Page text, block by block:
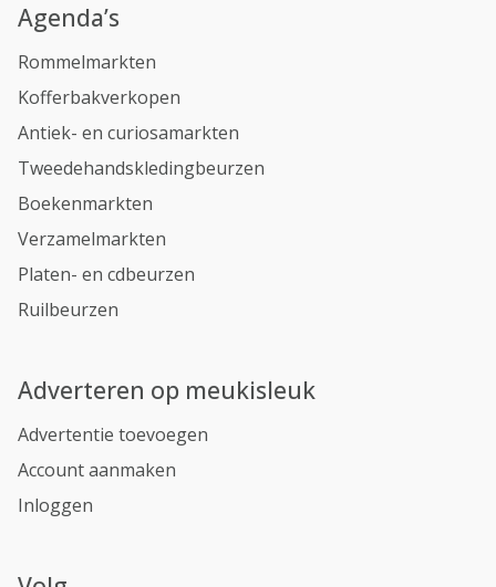
Agenda’s
Rommelmarkten
Kofferbakverkopen
Antiek- en curiosamarkten
Tweedehandskledingbeurzen
Boekenmarkten
Verzamelmarkten
Platen- en cdbeurzen
Ruilbeurzen
Adverteren op meukisleuk
Advertentie toevoegen
Account aanmaken
Inloggen